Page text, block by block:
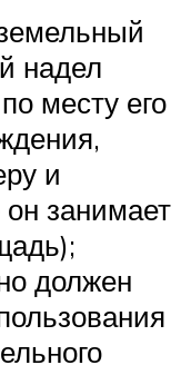
надел
месту его
и
занимает
должен